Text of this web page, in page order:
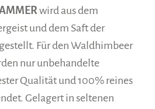
wird aus dem
und dem Saft der
Für den Waldhimbeer
nur unbehandelte
Qualität und 100% reines
Gelagert in seltenen